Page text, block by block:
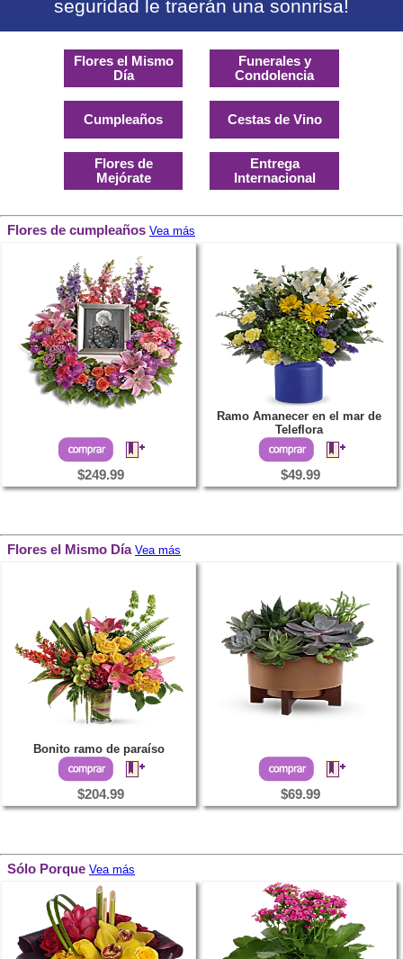
seguridad le traerán una sonnrisa!
Flores el Mismo
Día
Cumpleaños
Flores de
Mejórate
Funerales y
Condolencia
Cestas de Vino
Entrega
Internacional
Flores de cumpleaños Vea más
$249.99
Ramo Amanecer en el mar de
Teleflora
$49.99
Flores el Mismo Día Vea más
Bonito ramo de paraíso
$204.99 $69.99
Sólo Porque Vea más